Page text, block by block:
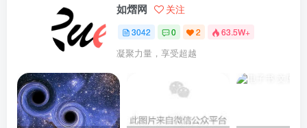
如熠网 关注
3042 0 2 63.5W+
凝聚力量，享受超越